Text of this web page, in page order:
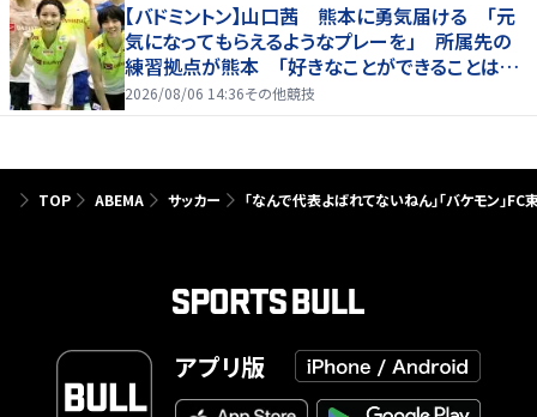
【バドミントン】山口茜 熊本に勇気届ける 「元
気になってもらえるようなプレーを」 所属先の
練習拠点が熊本 「好きなことができることは当
たり前じゃない」
2026/08/06 14:36その他競技
TOP ABEMA サッカー 「なんで代表よばれてないねん」「バケモン」
アプリ版